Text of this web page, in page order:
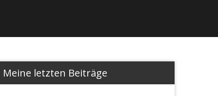
Meine letzten Beiträge